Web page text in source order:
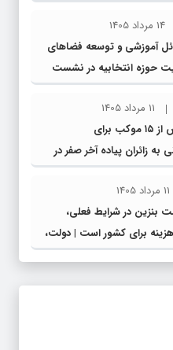
14 مرداد 1405
آموزشی و توسعه فضاهای
حوزه انتخابیه در نشست
کمیسیون آموزش مجلس با
و پرورش خراسان رضوی
11 مرداد 1405
آمادگی بیش از ۱۵ موکب برای
به زائران پیاده آخر صفر در
11 مرداد 1405
بنزین در شرایط فعلی،
برای کشور است | دولت،
و عوامل اصلی ناترازی را